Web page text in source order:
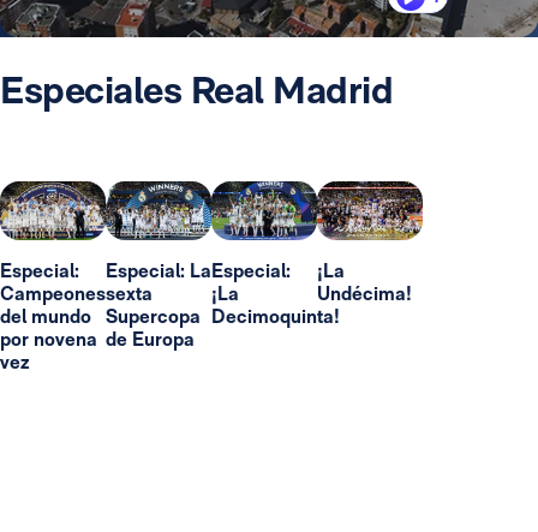
Especiales Real Madrid
Especial:
Campeones
del mundo
por novena
vez
Especial: La
sexta
Supercopa
de Europa
Especial:
¡La
Decimoquinta!
¡La
Undécima!